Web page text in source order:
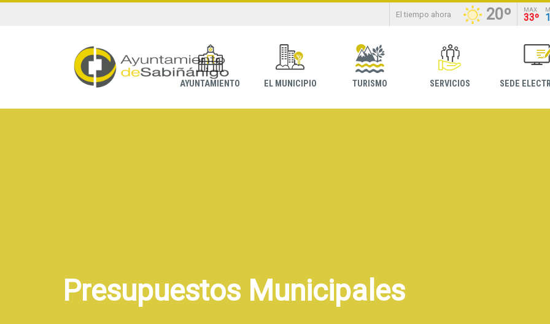
El tiempo ahora 20º MAX
33º
AYUNTAMIENTO EL MUNICIPIO TURISMO SERVICIOS SEDE
Presupuestos Municipales